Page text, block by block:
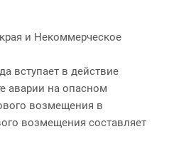
и Некоммерческое
вступает в действие
аварии на опасном
возмещения в
возмещения составляет